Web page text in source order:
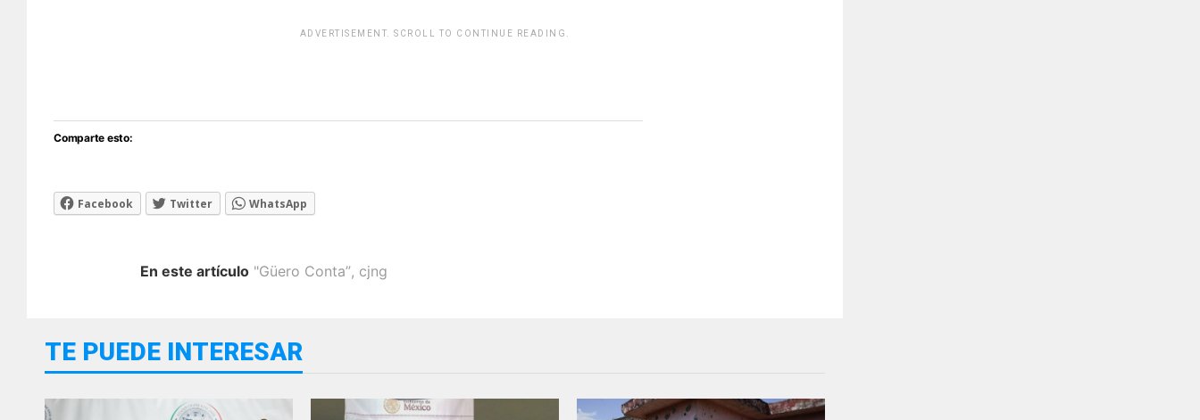
ADVERTISEMENT. SCROLL TO CONTINUE READING.
Comparte esto:
Facebook Twitter WhatsApp
En este artículo "Güero Conta”, cjng
TE PUEDE INTERESAR